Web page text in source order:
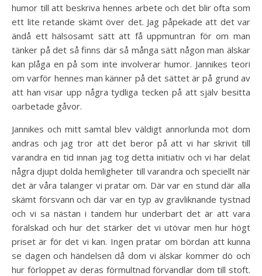
humor till att beskriva hennes arbete och det blir ofta som
ett lite retande skämt över det. Jag påpekade att det var
ändå ett hälsosamt sätt att få uppmuntran för om man
tänker på det så finns där så många sätt någon man älskar
kan plåga en på som inte involverar humor. Jannikes teori
om varför hennes man känner på det sättet är på grund av
att han visar upp några tydliga tecken på att själv besitta
oarbetade gåvor.
Jannikes och mitt samtal blev väldigt annorlunda mot dom
andras och jag tror att det beror på att vi har skrivit till
varandra en tid innan jag tog detta initiativ och vi har delat
några djupt dolda hemligheter till varandra och speciellt när
det är våra talanger vi pratar om. Där var en stund där alla
skämt försvann och där var en typ av gravliknande tystnad
och vi sa nästan i tandem hur underbart det är att vara
förälskad och hur det stärker det vi utövar men hur högt
priset är för det vi kan. Ingen pratar om bördan att kunna
se dagen och händelsen då dom vi älskar kommer dö och
hur förloppet av deras förmultnad förvandlar dom till stoft.